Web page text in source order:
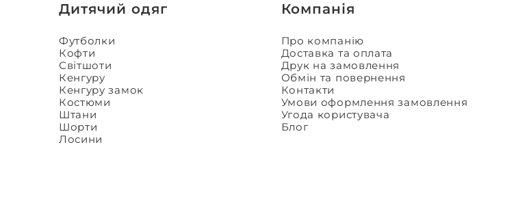
Дитячий одяг
Футболки
Кофти
Світшоти
Кенгуру
Кенгуру замок
Костюми
Штани
Шорти
Лосини
Компанія
Про компанію
Доставка та оплата
Друк на замовлення
Обмін та повернення
Контакти
Умови оформлення замовлення
Угода користувача
Блог